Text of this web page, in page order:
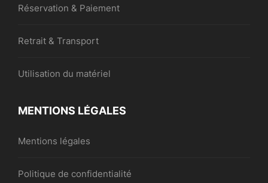
Réservation & Paiement
Retrait & Transport
Utilisation du matériel
MENTIONS LÉGALES
Mentions légales
Politique de confidentialité